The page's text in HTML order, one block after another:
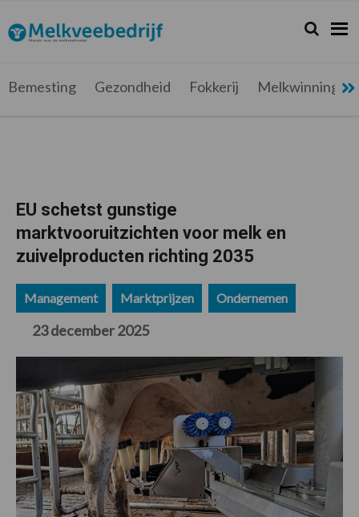
de
hoofdnavigatie
de
hoofd
de
eerste
de
voettekst
Melkveebedrijf.be
Nieuws
melkveehouder
Zoeken...
Zoek
Bemesting Gezondheid Fokkerij Melkwinning
EU schetst gunstige
marktvooruitzichten voor melk en
zuivelproducten richting 2035
Management Marktprijzen Ondernemen
23 december 2025